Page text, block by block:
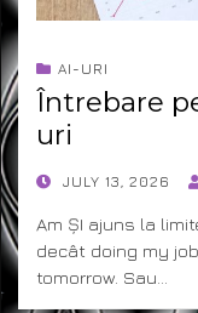
AI-URI
Întrebare
uri
POSTED
JULY 13, 2026
Am ȘI ajuns la
decât doing my
tomorrow. Sau…